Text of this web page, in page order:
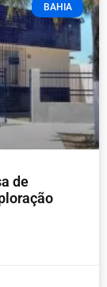
BAHIA
de